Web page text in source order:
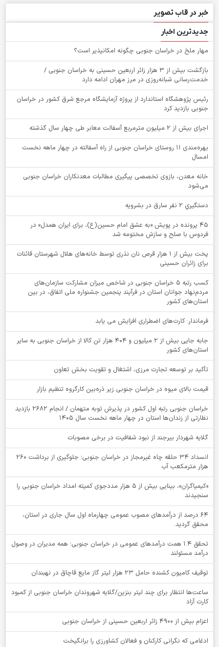
خبر در قاب تصویر
جدیدترین اخبار
‌مهار ملخ در خراسان جنوبی چگونه امکانپذیر است؟
بازگشت بیش از ۳ هزار زائر اربعین حسینی به خراسان جنوبی /
خدمت‌رسانی شبانه‌روزی در مرز مهران ادامه دارد
رئیس پژوهشگاه استاندارد از پروژه آزمایشگاه مرجع شرق کشور در خراسان
جنوبی بازدید کرد
اجرای بیش از ۲ میلیون مترمربع آسفالت معابر طی چهار سال گذشته
بهره‌مندی ۱۱ روستای خراسان جنوبی از راه آسفالته در چهار ماهه نخست
امسال
خانه معدن، بازوی تخصصی پیگیری مطالبات معدنکاران خراسان جنوبی
می‌شود
دستگيري 2 نفر سارق در بشرويه
۴۵ پرونده در پویش «به عشق امام حسین(ع)، برای ایران همدل» در
فردوس با صلح و سازش مختومه شد
پخت بیش از 1 هزار قرص نان نذری توسط خانه‌های هلال شهرستان قائنات
برای زائران حسینی
کسب رتبه ۵ خراسان جنوبی در شاخص میزان مشارکت سازمان‌های
مردم‌نهاد جوانان استان در فرآیند پنجمین جشنواره ملی اتفاق، در بین
استان‌های کشور
فرماندار: کارت‌های اضطراری افزایش می یابد
جابه جایی بیش از 2 میلیون و 404 هزار تن کالا از خراسان جنوبی به سایر
استان‌های کشور
تأکید بر توسعه تجارت مرزی، اشتغال و تقویت بخش تعاون
قیمت بالای میوه در خراسان جنوبی زیر ذره‌بین کارگروه تنظیم بازار
خراسان جنوبی رتبه اول کشور در پذیرش توبه متهمان / انجام ۲۶۸۲ بازدید
نظارتی از زندان‌ها استان در چهار ماهه نخست سال 1405
گلایه شهردار بیرجند از نبود شفافیت در برخی مصوبات
انسداد ۳۴ حلقه چاه غیرمجاز در خراسان جنوبی؛ جلوگیری از برداشت ۲۶۰
هزار مترمکعب آب
«کیمیاگران»، بینایی بیش از ۵ هزار مددجوی کمیته امداد خراسان جنوبی را
سنجیدند
64 درصد از درآمدهای مصوب عمومی چهارماه اول سال جاری در استان،
محقق گردید.
تحقق ۱.۴ همت درآمدهای عمومی در خراسان جنوبی؛ همه مدیران در وصول
درآمد مسئولند
توقيف کامیون کشنده حامل 23 هزار لیتر گاز مایع قاچاق در نهبندان
ساعت‌ها انتظار برای چند لیتر بنزین/گلایه شهروندان خراسان جنوبی از کمبود
کارت آزاد
اعزام بیش از 4900 زائر اربعین حسینی از خراسان جنوبی
ادغامی که نگرانی کارکنان و فعالان کشاورزی را برانگیخت